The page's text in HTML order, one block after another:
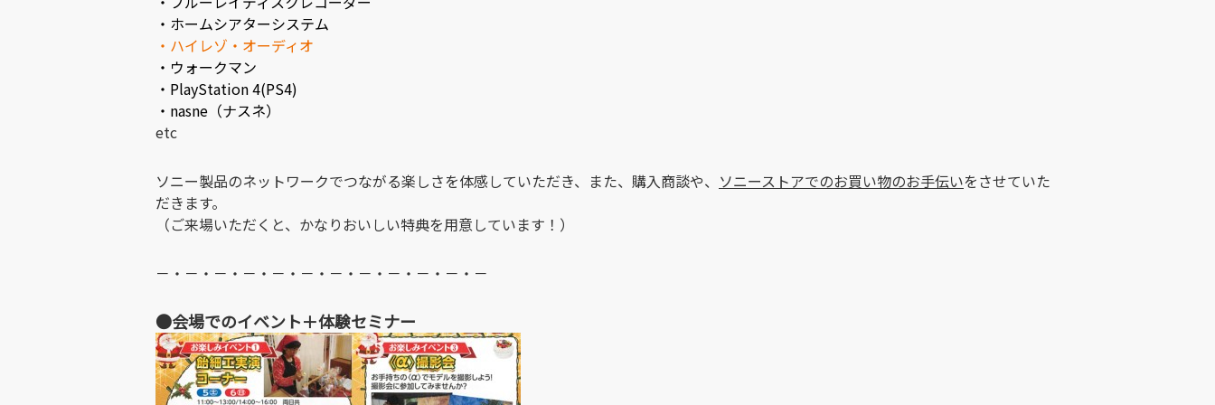
・ホームシアターシステム
・ハイレゾ・オーディオ
・ウォークマン
・PlayStation 4(PS4)
・nasne（ナスネ）
etc
ソニー製品のネットワークでつながる楽しさを体感していただき、また、購入商談や、 ソニーストアでのお買い物のお手伝いをさせていた
だきます。
（ご来場いただくと、かなりおいしい特典を用意しています！）
－・－・－・－・－・－・－・－・－・－・－・－
●会場でのイベント＋体験セミナー